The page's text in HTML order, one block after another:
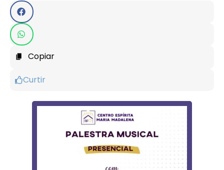
Copiar
Curtir